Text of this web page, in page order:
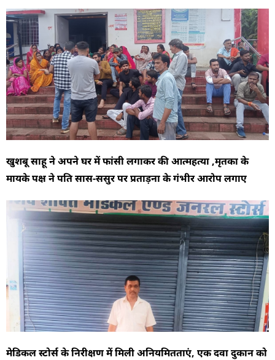
खुशबू साहू ने अपने घर में फांसी लगाकर की आत्महत्या ,मृतका के
मायके पक्ष ने पति सास-ससुर पर प्रताड़ना के गंभीर आरोप लगाए
मेडिकल स्टोर्स के निरीक्षण में मिली अनियमितताएं, एक दवा दुकान को